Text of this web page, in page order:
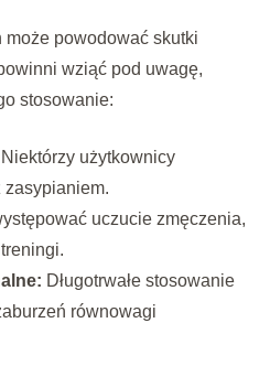
powodować skutki
wziąć pod uwagę,
stosowanie:
Niektórzy użytkownicy
zasypianiem.
uczucie zmęczenia,
Długotrwałe stosowanie
równowagi